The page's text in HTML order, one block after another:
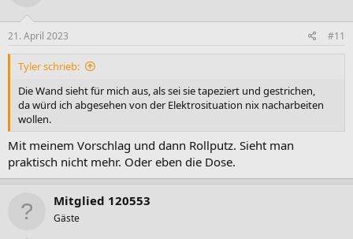
21. April 2023 #11
Tyler schrieb:
Die Wand sieht für mich aus, als sei sie tapeziert und gestrichen,
da würd ich abgesehen von der Elektrosituation nix nacharbeiten
wollen.
Mit meinem Vorschlag und dann Rollputz. Sieht man
praktisch nicht mehr. Oder eben die Dose.
Mitglied 120553
Gäste